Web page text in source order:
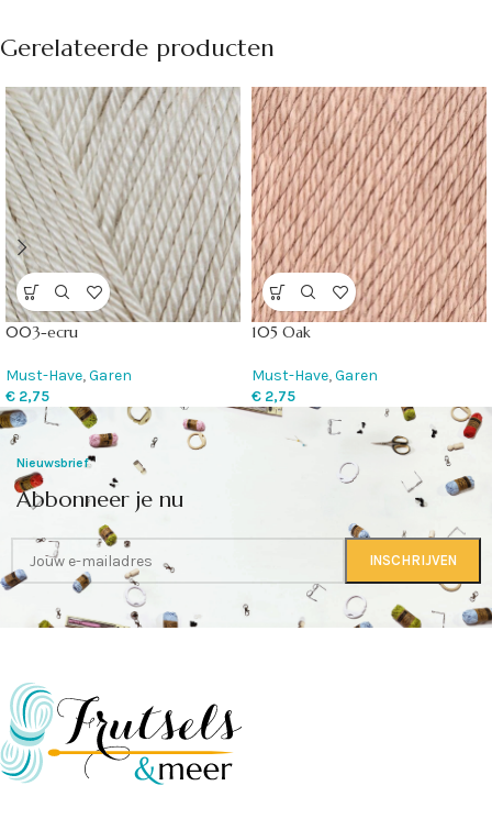
Gerelateerde producten
003-ecru
Must-Have,Garen
€ 2,75
105 Oak
Must-Have,Garen
€ 2,75
Nieuwsbrief
Abbonneer je nu